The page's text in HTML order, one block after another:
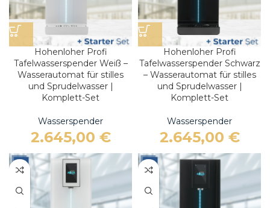
Hohenloher Profi
Tafelwasserspender Weiß –
Wasserautomat für stilles
und Sprudelwasser |
Komplett-Set
Wasserspender
2.645,00 €
Hohenloher Profi
Tafelwasserspender Schwarz
– Wasserautomat für stilles
und Sprudelwasser |
Komplett-Set
Wasserspender
2.645,00 €